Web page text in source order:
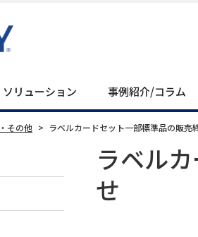
ソリューション 事例紹介/コラム
その他 > ラベルカードセット一部標準品の販売
ラベル
せ